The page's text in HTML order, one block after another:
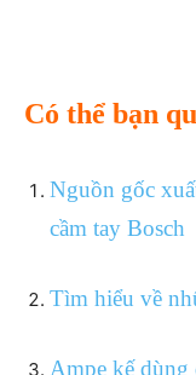
Có thể bạn
Nguồn gốc
cầm tay Bosch
Tìm hiểu về
Ampe kế dùng